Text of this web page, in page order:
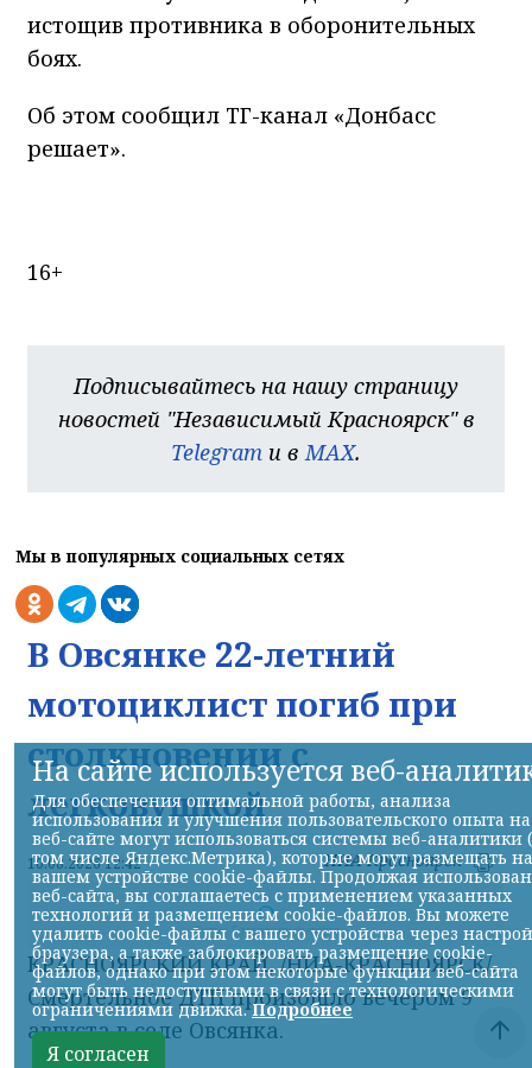
истощив противника в оборонительных
боях.
Об этом сообщил ТГ-канал «Донбасс
решает».
16+
Подписывайтесь на нашу страницу
новостей "Независимый Красноярск" в
Telegram и в MAX.
Мы в популярных социальных сетях
В Овсянке 22-летний
мотоциклист погиб при
столкновении с
легковушкой
10.08.2026 12:42 НИА-Красноярск
Фото: Госавтоинспекция
КРАСНОЯРСКИЙ КРАЙ, /НИА-КРАСНОЯРСК/.
Смертельное ДТП произошло вечером 9
августа в селе Овсянка.
На сайте используется веб-
Для обеспечения оптимальной работы, анализа
использования и улучшения пользовательского опыта на
веб-сайте могут использоваться системы веб-аналитики
том числе Яндекс.Метрика), которые могут размещать на
вашем устройстве cookie-файлы. Продолжая
веб-сайта, вы соглашаетесь с применением указанных
технологий и размещением cookie-файлов. Вы можете
удалить cookie-файлы с вашего устройства через
браузера, а также заблокировать размещение cookie-
файлов, однако при этом некоторые функции веб-сайта
могут быть недоступными в связи с технологическими
ограничениями движка.Подробнее
Я согласен